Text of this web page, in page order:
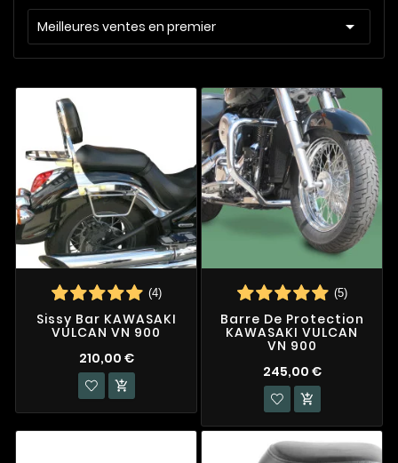
Meilleures ventes en premier 
(4)
Sissy Bar KAWASAKI
VULCAN VN 900
210,00 €

(5)
Barre De Protection
KAWASAKI VULCAN
VN 900
245,00 €
